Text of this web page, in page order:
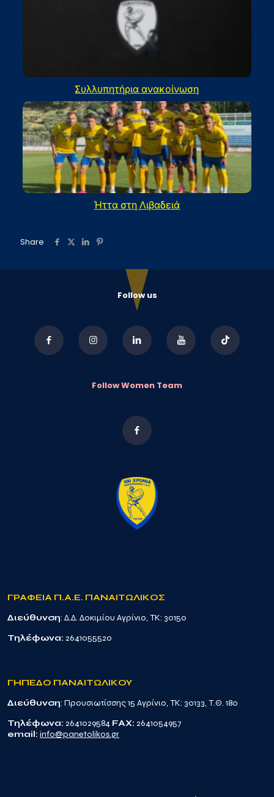
Συλλυπητήρια ανακοίνωση
Ήττα στη Λιβαδειά
Share
Follow us
Follow Women Team
ΓΡΑΦΕΙΑ Π.Α.Ε. ΠΑΝΑΙΤΩΛΙΚΟΣ
Διεύθυνση: Δ.Δ. Δοκιμίου Αγρίνιο, TK: 30150
Τηλέφωνα: 2641055520
ΓΗΠΕΔΟ ΠΑΝΑΙΤΩΛΙΚΟΥ
Διεύθυνση: Προυσιωτίσσης 15 Αγρίνιο, TK: 30133, Τ.Θ. 180
Τηλέφωνα: 2641029584 FAX: 2641054957
email: info@panetolikos.gr